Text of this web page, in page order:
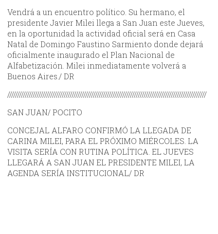
Vendrá a un encuentro político. Su hermano, el
presidente Javier Milei llega a San Juan este Jueves,
en la oportunidad la actividad oficial será en Casa
Natal de Domingo Faustino Sarmiento donde dejará
oficialmente inaugurado el Plan Nacional de
Alfabetización. Milei inmediatamente volverá a
Buenos Aires./ DR
//////////////////////////////////////////////////////////////////////////////////////////////////////
SAN JUAN/ POCITO
CONCEJAL ALFARO CONFIRMÓ LA LLEGADA DE
CARINA MILEI, PARA EL PRÓXIMO MIÉRCOLES. LA
VISITA SERÍA CON RUTINA POLÍTICA. EL JUEVES
LLEGARÁ A SAN JUAN EL PRESIDENTE MILEI, LA
AGENDA SERÍA INSTITUCIONAL/ DR